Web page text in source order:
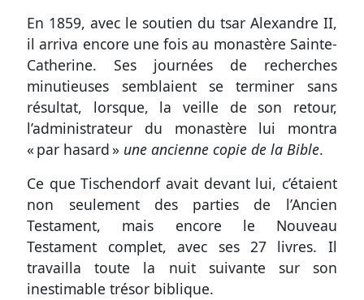
En 1859, avec le soutien du tsar Alexandre II,
il arriva encore une fois au monastère Sainte-
Catherine. Ses journées de recherches
minutieuses semblaient se terminer sans
résultat, lorsque, la veille de son retour,
l’administrateur du monastère lui montra
« par hasard » une ancienne copie de la Bible.
Ce que Tischendorf avait devant lui, c’étaient
non seulement des parties de l’Ancien
Testament, mais encore le Nouveau
Testament complet, avec ses 27 livres. Il
travailla toute la nuit suivante sur son
inestimable trésor biblique.